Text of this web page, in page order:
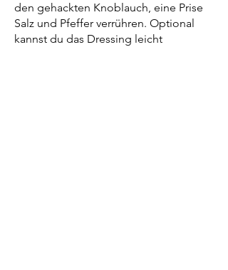
den gehackten Knoblauch, eine Prise
Salz und Pfeffer verrühren. Optional
kannst du das Dressing leicht